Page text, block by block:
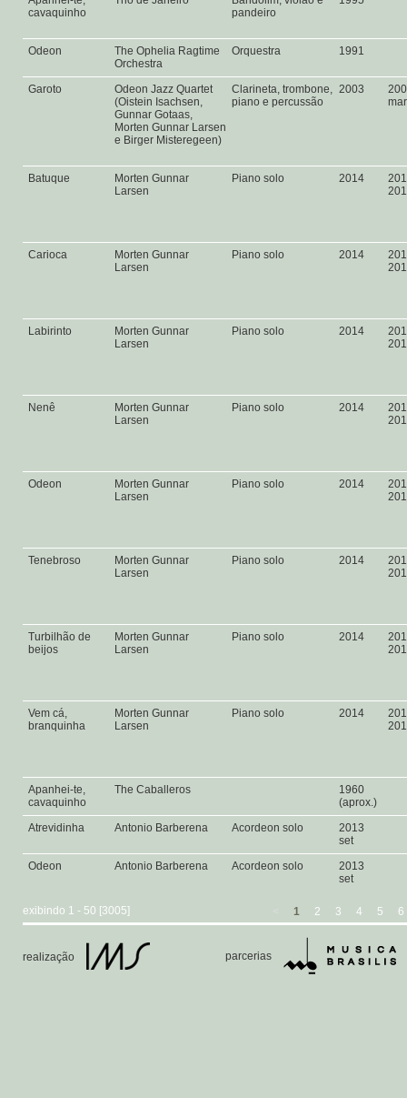
cavaquinho
pandeiro
Odeon
The Ophelia Ragtime
Orchestra
Orquestra 1991
Garoto
Odeon Jazz Quartet
(Oistein Isachsen,
Gunnar Gotaas,
Morten Gunnar Larsen
e Birger Misteregeen)
Clarineta, trombone,
piano e percussão
2003
Batuque
Morten Gunnar
Larsen
Piano solo 2014
Carioca
Morten Gunnar
Larsen
Piano solo 2014
Labirinto
Morten Gunnar
Larsen
Piano solo 2014
Nenê
Morten Gunnar
Larsen
Piano solo 2014
Odeon
Morten Gunnar
Larsen
Piano solo 2014
Tenebroso
Morten Gunnar
Larsen
Piano solo 2014
Turbilhão de
beijos
Morten Gunnar
Larsen
Piano solo 2014
Vem cá,
branquinha
Morten Gunnar
Larsen
Piano solo 2014
Apanhei-te,
cavaquinho
The Caballeros
1960
(aprox.)
Atrevidinha
Antonio Barberena Acordeon solo
2013
set
Odeon
Antonio Barberena Acordeon solo
2013
set
exibindo 1 - 50 [3005] 1 2 3 4 5 6
realização parcerias